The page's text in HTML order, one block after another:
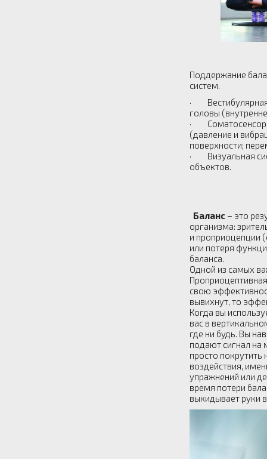
Поддержание
систем.
· Вестибулярная
головы
·
(давление и
поверхности;
· Визуальная
объектов.
Баланс – это
организма:
и проприоцепции
или потеря
баланса.
Одной из самых
свою
вывихнут, то
Когда вы
вас в
где ни будь. Вы
подают сигнал на
просто
воздействия,
упражнений или
время потери
выкидывает руки